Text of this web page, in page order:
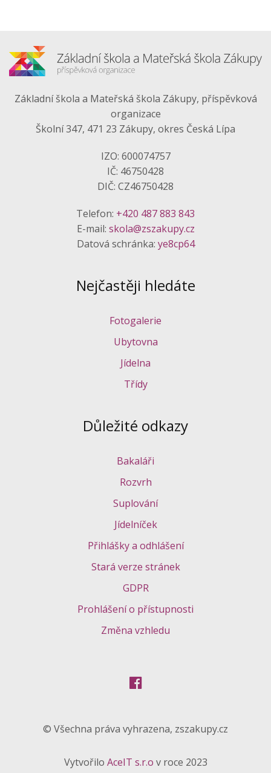
Základní škola a Mateřská škola Zákupy, příspěvková
organizace
Školní 347, 471 23 Zákupy, okres Česká Lípa
IZO: 600074757
IČ: 46750428
DIČ: CZ46750428
Telefon: +420 487 883 843
E-mail: skola@zszakupy.cz
Datová schránka: ye8cp64
Nejčastěji hledáte
Fotogalerie
Ubytovna
Jídelna
Třídy
Důležité odkazy
Bakaláři
Rozvrh
Suplování
Jídelníček
Přihlášky a odhlášení
Stará verze stránek
GDPR
Prohlášení o přístupnosti
Změna vzhledu
© Všechna práva vyhrazena, zszakupy.cz
Vytvořilo AceIT s.r.o v roce 2023